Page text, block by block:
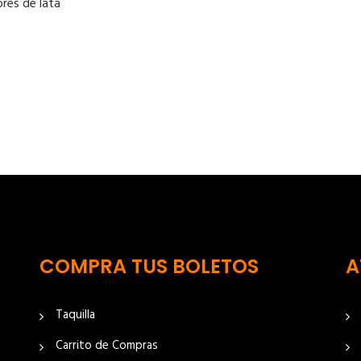
COMPRA TUS BOLETOS
Taquilla
Carrito de Compras